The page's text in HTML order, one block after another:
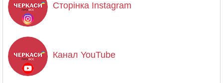
Сторінка Instagram
Канал YouTube